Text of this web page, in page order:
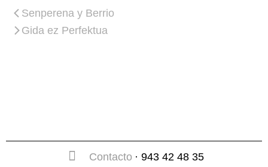
Senperena y Berrio
Gida ez Perfektua
Contacto · 943 42 48 35